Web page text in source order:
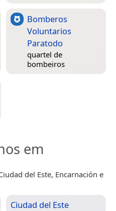
Bomberos
Voluntarios
Paratodo
quartel de
bombeiros
em
del Este, Encarnación e
Ciudad del Este